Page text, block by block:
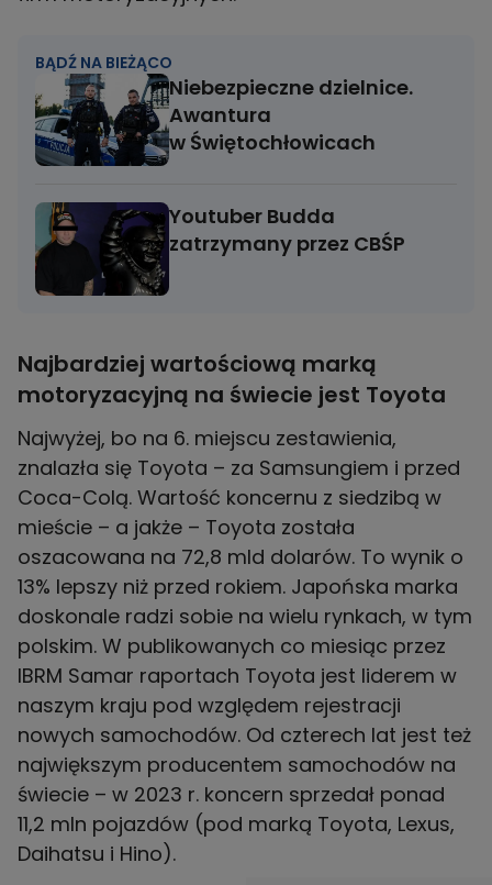
BĄDŹ NA BIEŻĄCO
Niebezpieczne dzielnice.
Awantura
w Świętochłowicach
Youtuber Budda
zatrzymany przez CBŚP
Najbardziej wartościową marką
motoryzacyjną na świecie jest Toyota
Najwyżej, bo na 6. miejscu zestawienia,
znalazła się Toyota – za Samsungiem i przed
Coca-Colą. Wartość koncernu z siedzibą w
mieście – a jakże – Toyota została
oszacowana na 72,8 mld dolarów. To wynik o
13% lepszy niż przed rokiem. Japońska marka
doskonale radzi sobie na wielu rynkach, w tym
polskim. W publikowanych co miesiąc przez
IBRM Samar raportach Toyota jest liderem w
naszym kraju pod względem rejestracji
nowych samochodów. Od czterech lat jest też
największym producentem samochodów na
świecie – w 2023 r. koncern sprzedał ponad
11,2 mln pojazdów (pod marką Toyota, Lexus,
Daihatsu i Hino).